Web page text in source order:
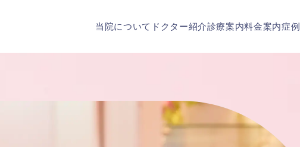
当院について ドクター紹介診療案内料金案内症例